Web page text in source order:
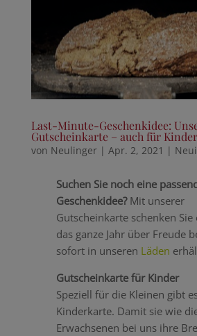
Last-Minute-Geschenkidee:
Gutscheinkarte – auch für
von Neulinger| Apr. 2, 2021 |
Suchen Sie noch eine
Geschenkidee?Mit unserer
Gutscheinkarte schenken Sie
das ganze Jahr über Freude
sofort in unseren Läden
Gutscheinkarte für Kinder
Speziell für die Kleinen gibt
Kinderkarte. Damit sie wie
Erwachsenen bei uns ihre